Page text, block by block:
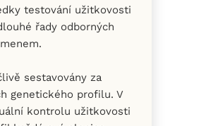
testování užitkovosti
řady odborných
sestavovány za
genetického profilu. V
kontrolu užitkovosti